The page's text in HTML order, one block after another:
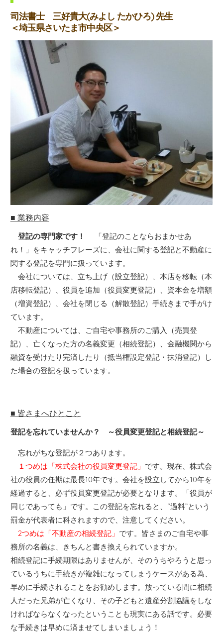
司法書士 三好貴大(みよし たかひろ) 先生
＜埼玉県さいたま市中央区＞
■ 業務内容
登記の専門家です！
「登記のことならおまかせあ
れ！」をキャッチフレーズに、会社に関する登記と不動産に
関する登記を専門に扱っています。
会社については、立ち上げ（設立登記）、本店を移転（本
店移転登記）、役員を追加（役員変更登記）、資本金を増額
（増資登記）、会社を閉じる（解散登記）手続きまで手がけ
ています。
不動産については、ご自宅や事務所のご購入（売買登
記）、亡くなった方の名義変更（相続登記）、金融機関から
融資を受けたり完済したり（抵当権設定登記・抹消登記）し
た場合の登記を扱っています。
■ 皆さまへひとこと
登記を忘れていませんか？ ～役員変更登記と相続登記～
忘れがちな登記が２つあります。
１つめは「株式会社の役員変更登記」 です。現在、株式会
社の役員の任期は最長10年です。会社を設立してから10年を
経過すると、必ず役員変更登記が必要となります。「役員が
同じであっても」です。この登記を忘れると、“過料”という
罰金が代表者に科されますので、注意してください。
2つめは「不動産の相続登記」 です。皆さまのご自宅や事
務所の名義は、きちんと書き換えられていますか。
相続登記に手続期限はありませんが、そのうちやろうと思っ
ているうちに手続きが複雑になってしまうケースがある為、
早めに手続されることをお勧めします。放っている間に相続
人だった兄弟が亡くなり、その子どもと遺産分割協議をしな
ければならなくなったということも現実にある話です。必要
な手続きは早めに済ませてしまいましょう！